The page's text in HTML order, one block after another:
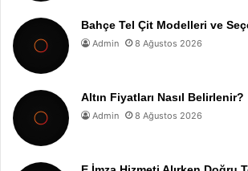
Bahçe Tel Çit Modelleri ve
Admin 8 Ağustos 2026
Altın Fiyatları Nasıl Belirlenir?
Admin 8 Ağustos 2026